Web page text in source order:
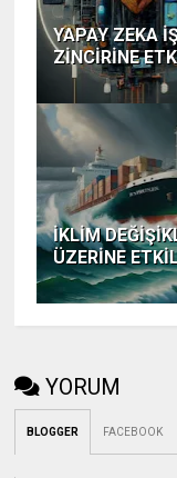
YAPAY ZEKA
ZİNCİRİNE
İKLİM
ÜZERİNE
YORUM
BLOGGER FACEBOOK